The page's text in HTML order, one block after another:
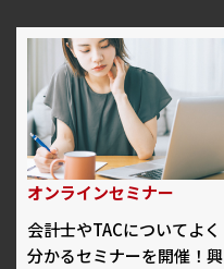
オンラインセミナー
会計士やTACについてよく
分かるセミナーを開催！興